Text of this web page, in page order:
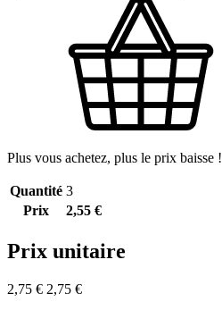
Plus vous achetez, plus le prix baisse !
Quantité 3
Prix
2,55 €
Prix unitaire
2,75 € 2,75 €